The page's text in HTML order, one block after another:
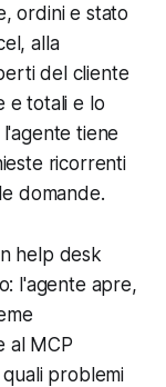
ordini e stato
alla
del cliente
e totali e lo
tiene
ricorrenti
domande.
help desk
l'agente apre,
al MCP
problemi